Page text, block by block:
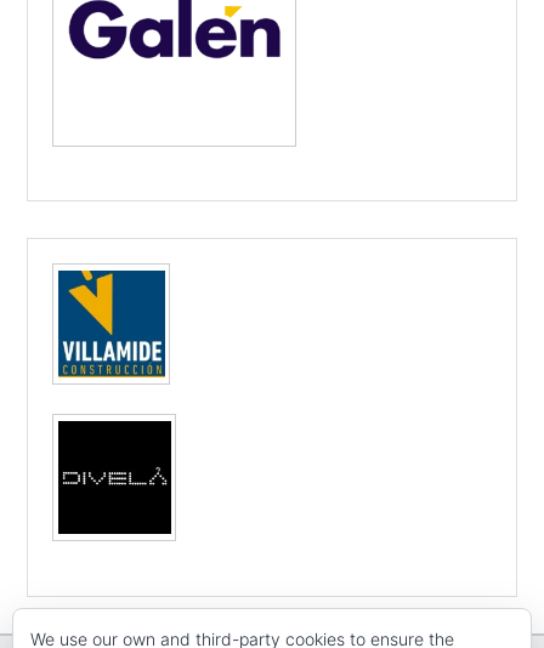
We use our own and third-party cookies to ensure the